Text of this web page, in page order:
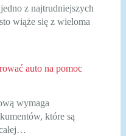
z najtrudniejszych
wiąże się z wieloma
auto na pomoc
wymaga
które są